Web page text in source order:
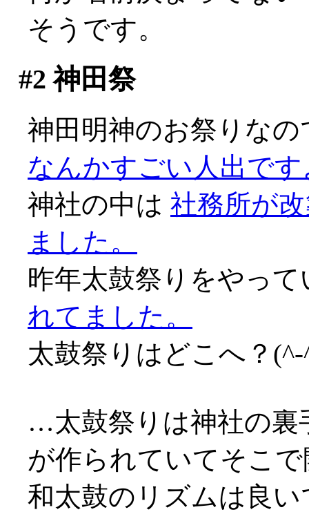
そうです。
#2 神田祭
神田明神のお祭りな
なんかすごい人出で
神社の中は 社務所が
ました。
昨年太鼓祭りをやっ
れてました。
太鼓祭りはどこへ？
…太鼓祭りは神社の裏
が作られていてそこ
和太鼓のリズムは良